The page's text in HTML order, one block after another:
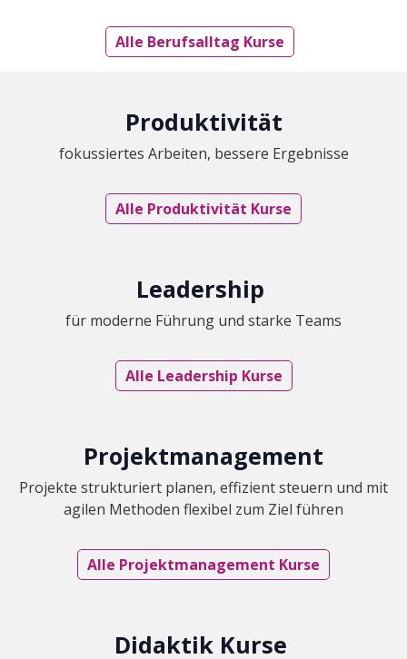
Alle Berufsalltag Kurse
Produktivität
fokussiertes Arbeiten, bessere Ergebnisse
Alle Produktivität Kurse
Leadership
für moderne Führung und starke Teams
Alle Leadership Kurse
Projektmanagement​
Projekte strukturiert planen, effizient steuern und mit
agilen Methoden flexibel zum Ziel führen
Alle Projektmanagement Kurse
Didaktik Kurse